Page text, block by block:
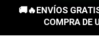
🚚🔥ENVÍOS
COMPRA DE